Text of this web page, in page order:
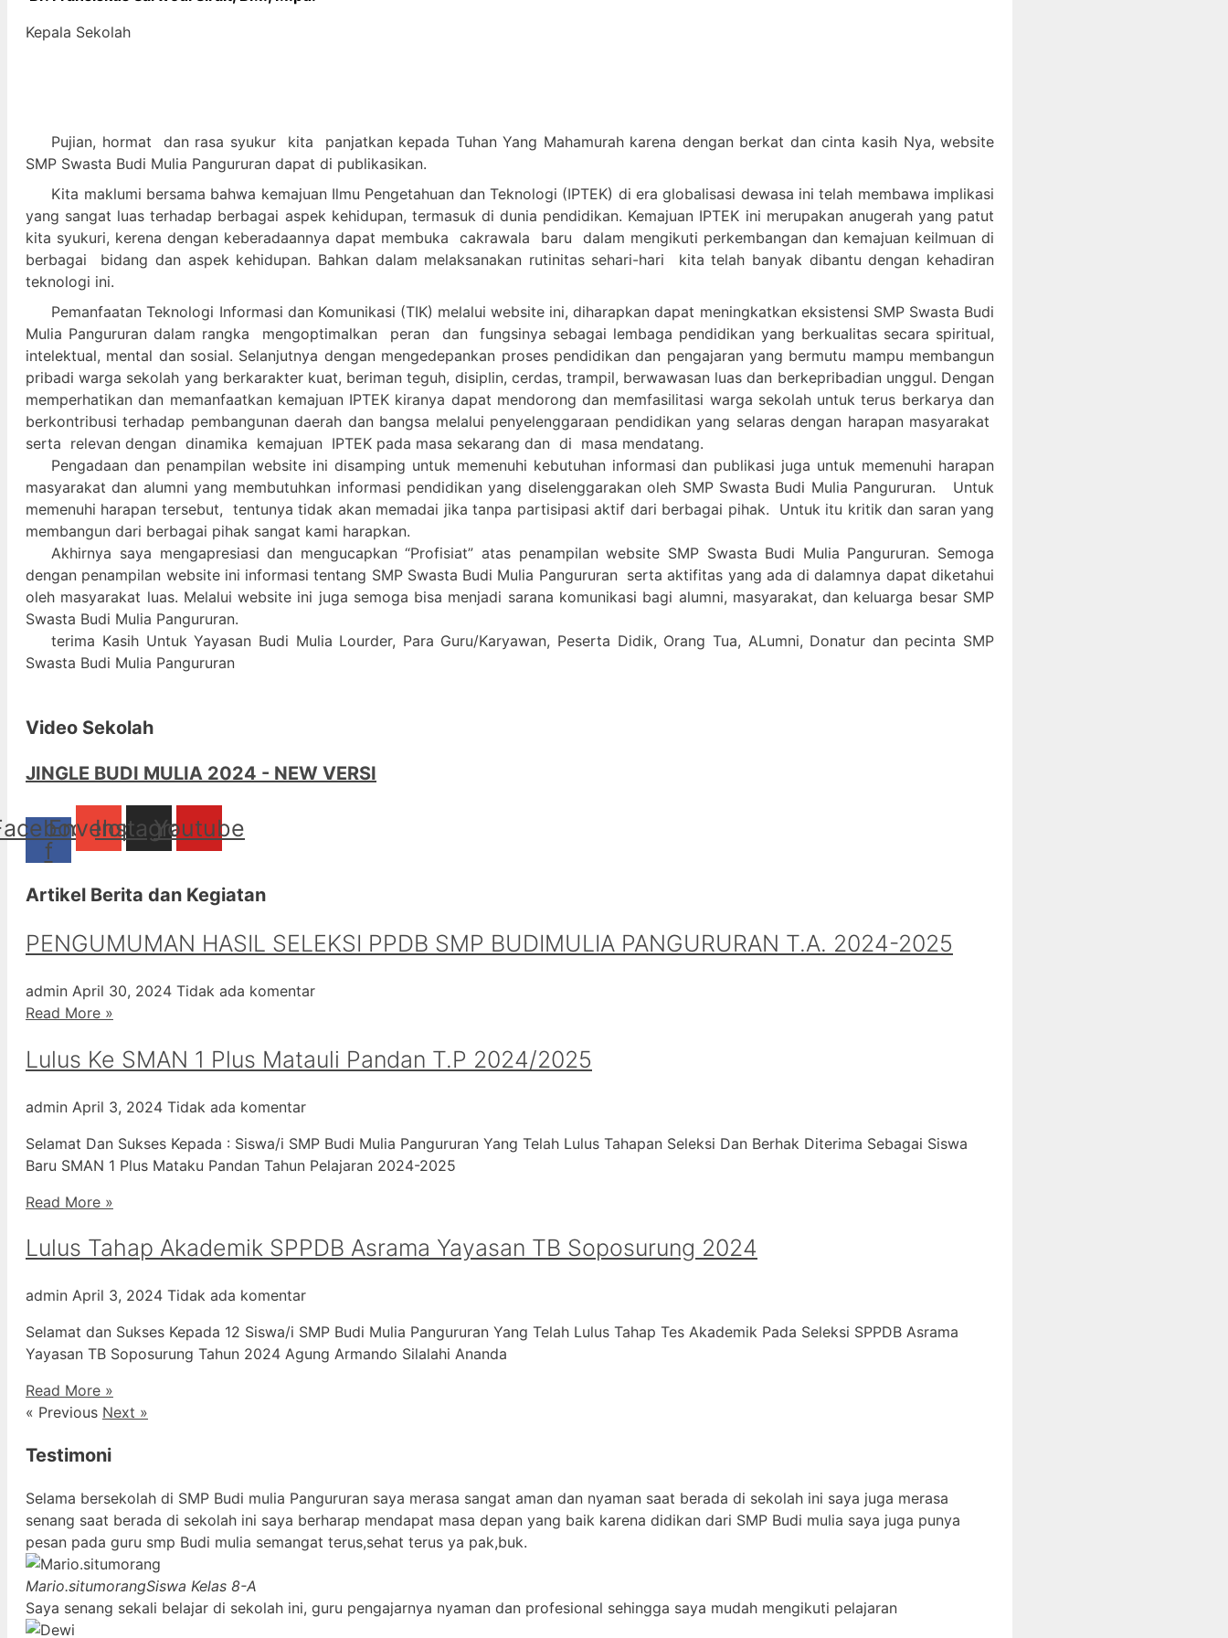
Kepala Sekolah
Pujian, hormat dan rasa syukur kita panjatkan kepada Tuhan Yang Mahamurah karena dengan berkat dan cinta kasih Nya, website
SMP Swasta Budi Mulia Pangururan dapat di publikasikan.
Kita maklumi bersama bahwa kemajuan Ilmu Pengetahuan dan Teknologi (IPTEK) di era globalisasi dewasa ini telah membawa implikasi
yang sangat luas terhadap berbagai aspek kehidupan, termasuk di dunia pendidikan. Kemajuan IPTEK ini merupakan anugerah yang patut
kita syukuri, kerena dengan keberadaannya dapat membuka cakrawala baru dalam mengikuti perkembangan dan kemajuan keilmuan di
berbagai bidang dan aspek kehidupan. Bahkan dalam melaksanakan rutinitas sehari-hari kita telah banyak dibantu dengan kehadiran
teknologi ini.
Pemanfaatan Teknologi Informasi dan Komunikasi (TIK) melalui website ini, diharapkan dapat meningkatkan eksistensi SMP Swasta Budi
Mulia Pangururan dalam rangka mengoptimalkan peran dan fungsinya sebagai lembaga pendidikan yang berkualitas secara spiritual,
intelektual, mental dan sosial. Selanjutnya dengan mengedepankan proses pendidikan dan pengajaran yang bermutu mampu membangun
pribadi warga sekolah yang berkarakter kuat, beriman teguh, disiplin, cerdas, trampil, berwawasan luas dan berkepribadian unggul. Dengan
memperhatikan dan memanfaatkan kemajuan IPTEK kiranya dapat mendorong dan memfasilitasi warga sekolah untuk terus berkarya dan
berkontribusi terhadap pembangunan daerah dan bangsa melalui penyelenggaraan pendidikan yang selaras dengan harapan masyarakat
serta relevan dengan dinamika kemajuan IPTEK pada masa sekarang dan di masa mendatang.
Pengadaan dan penampilan website ini disamping untuk memenuhi kebutuhan informasi dan publikasi juga untuk memenuhi harapan
masyarakat dan alumni yang membutuhkan informasi pendidikan yang diselenggarakan oleh SMP Swasta Budi Mulia Pangururan. Untuk
memenuhi harapan tersebut, tentunya tidak akan memadai jika tanpa partisipasi aktif dari berbagai pihak. Untuk itu kritik dan saran yang
membangun dari berbagai pihak sangat kami harapkan.
Akhirnya saya mengapresiasi dan mengucapkan “Profisiat” atas penampilan website SMP Swasta Budi Mulia Pangururan. Semoga
dengan penampilan website ini informasi tentang SMP Swasta Budi Mulia Pangururan serta aktifitas yang ada di dalamnya dapat diketahui
oleh masyarakat luas. Melalui website ini juga semoga bisa menjadi sarana komunikasi bagi alumni, masyarakat, dan keluarga besar SMP
Swasta Budi Mulia Pangururan.
terima Kasih Untuk Yayasan Budi Mulia Lourder, Para Guru/Karyawan, Peserta Didik, Orang Tua, ALumni, Donatur dan pecinta SMP
Swasta Budi Mulia Pangururan
Video Sekolah
JINGLE BUDI MULIA 2024 - NEW VERSI
f
Envelope
Instagram
Youtube
Artikel Berita dan Kegiatan
PENGUMUMAN HASIL SELEKSI PPDB SMP BUDIMULIA PANGURURAN T.A. 2024-2025
admin April 30, 2024 Tidak ada komentar
Read More »
Lulus Ke SMAN 1 Plus Matauli Pandan T.P 2024/2025
admin April 3, 2024 Tidak ada komentar
Selamat Dan Sukses Kepada : Siswa/i SMP Budi Mulia Pangururan Yang Telah Lulus Tahapan Seleksi Dan Berhak Diterima Sebagai Siswa
Baru SMAN 1 Plus Mataku Pandan Tahun Pelajaran 2024-2025
Read More »
Lulus Tahap Akademik SPPDB Asrama Yayasan TB Soposurung 2024
admin April 3, 2024 Tidak ada komentar
Selamat dan Sukses Kepada 12 Siswa/i SMP Budi Mulia Pangururan Yang Telah Lulus Tahap Tes Akademik Pada Seleksi SPPDB Asrama
Yayasan TB Soposurung Tahun 2024 Agung Armando Silalahi ⁠Ananda
Read More »
« Previous Next »
Testimoni
Selama bersekolah di SMP Budi mulia Pangururan saya merasa sangat aman dan nyaman saat berada di sekolah ini saya juga merasa
senang saat berada di sekolah ini saya berharap mendapat masa depan yang baik karena didikan dari SMP Budi mulia saya juga punya
pesan pada guru smp Budi mulia semangat terus,sehat terus ya pak,buk.
Mario.situmorangSiswa Kelas 8-A
Saya senang sekali belajar di sekolah ini, guru pengajarnya nyaman dan profesional sehingga saya mudah mengikuti pelajaran